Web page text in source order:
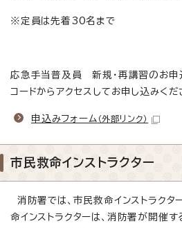
※定員は先着30名まで
応急手当普及員 新規・再講習のお申
コードからアクセスしてお申し込みくだ
申込みフォーム （外部リンク）
市民救命インストラクター
消防署では、市民救命インストラクタ
命インストラクターは、消防署が開催